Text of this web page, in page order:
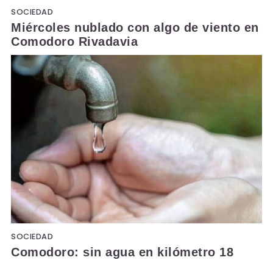
SOCIEDAD
Miércoles nublado con algo de viento en
Comodoro Rivadavia
SOCIEDAD
Comodoro: sin agua en kilómetro 18